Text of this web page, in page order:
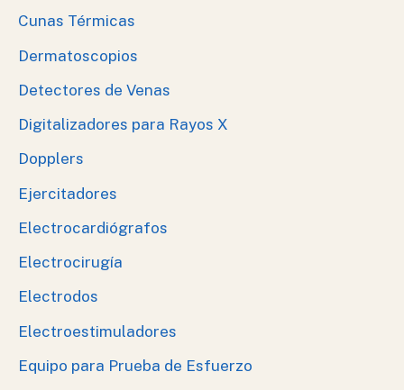
Cunas Térmicas
Dermatoscopios
Detectores de Venas
Digitalizadores para Rayos X
Dopplers
Ejercitadores
Electrocardiógrafos
Electrocirugía
Electrodos
Electroestimuladores
Equipo para Prueba de Esfuerzo